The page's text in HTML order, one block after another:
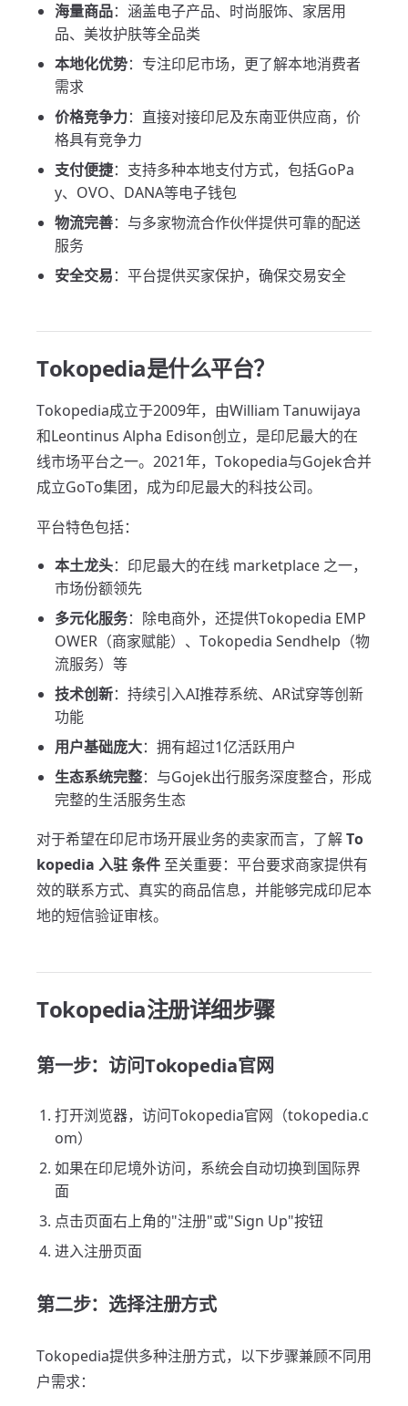
海量商品：涵盖电子产品、时尚服饰、家居用
品、美妆护肤等全品类
本地化优势：专注印尼市场，更了解本地消费者
需求
价格竞争力：直接对接印尼及东南亚供应商，价
格具有竞争力
支付便捷：支持多种本地支付方式，包括GoPa
y、OVO、DANA等电子钱包
物流完善：与多家物流合作伙伴提供可靠的配送
服务
安全交易：平台提供买家保护，确保交易安全
Tokopedia是什么平台？
Tokopedia成立于2009年，由William Tanuwijaya
和Leontinus Alpha Edison创立，是印尼最大的在
线市场平台之一。2021年，Tokopedia与Gojek合并
成立GoTo集团，成为印尼最大的科技公司。
平台特色包括：
本土龙头：印尼最大的在线 marketplace 之一，
市场份额领先
多元化服务：除电商外，还提供Tokopedia EMP
OWER（商家赋能）、Tokopedia Sendhelp（物
流服务）等
技术创新：持续引入AI推荐系统、AR试穿等创新
功能
用户基础庞大：拥有超过1亿活跃用户
生态系统完整：与Gojek出行服务深度整合，形成
完整的生活服务生态
对于希望在印尼市场开展业务的卖家而言，了解To
kopedia 入驻 条件 至关重要：平台要求商家提供有
效的联系方式、真实的商品信息，并能够完成印尼本
地的短信验证审核。
Tokopedia注册详细步骤
第一步：访问Tokopedia官网
打开浏览器，访问Tokopedia官网（tokopedia.c
om）
如果在印尼境外访问，系统会自动切换到国际界
面
点击页面右上角的"注册"或"Sign Up"按钮
进入注册页面
第二步：选择注册方式
Tokopedia提供多种注册方式，以下步骤兼顾不同用
户需求：